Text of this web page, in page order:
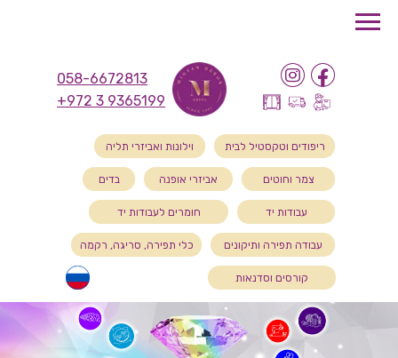
+972 3 9365199
058-6672813
וילונות ואביזרי תליה ריפודים וטקסטיל לבית
בדים אביזרי אופנה צמר וחוטים
קורסים וסדנאות
עבודה תפירה ותיקונים כלי תפירה, סריגה, רקמה
חומרים לעבודות יד עבודות יד